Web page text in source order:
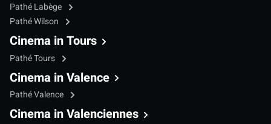
Pathé Labège
Pathé Wilson
Cinema in Tours
Pathé Tours
Cinema in Valence
Pathé Valence
Cinema in Valenciennes